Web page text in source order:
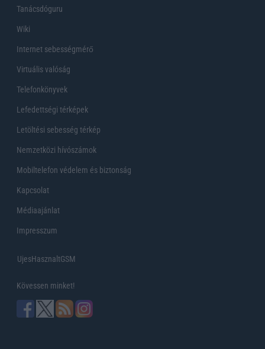
Tanácsdóguru
Wiki
Internet sebességmérő
Virtuális valóság
Telefonkönyvek
Lefedettségi térképek
Letöltési sebesség térkép
Nemzetközi hívószámok
Mobiltelefon védelem és biztonság
Kapcsolat
Médiaajánlat
Impresszum
UjesHasznaltGSM
Kövessen minket!